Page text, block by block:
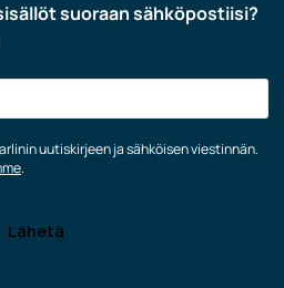
suoraan sähköpostiisi?
uutiskirjeen ja sähköisen viestinnän.
.